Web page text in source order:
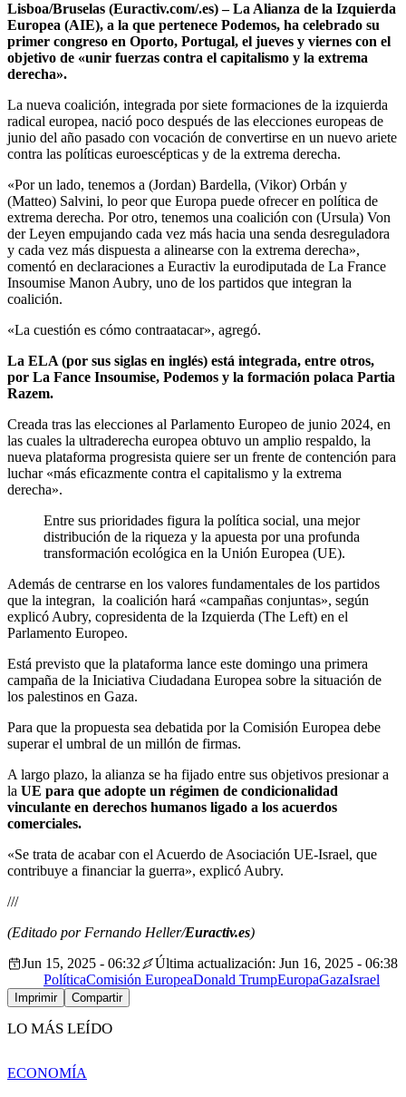
Lisboa/Bruselas (Euractiv.com/.es) – La Alianza de la Izquierda
Europea (AIE), a la que pertenece Podemos, ha celebrado su
primer congreso en Oporto, Portugal, el jueves y viernes con el
objetivo de «unir fuerzas contra el capitalismo y la extrema
derecha».
La nueva coalición, integrada por siete formaciones de la izquierda
radical europea, nació poco después de las elecciones europeas de
junio del año pasado con vocación de convertirse en un nuevo ariete
contra las políticas euroescépticas y de la extrema derecha.
«Por un lado, tenemos a (Jordan) Bardella, (Vikor) Orbán y
(Matteo) Salvini, lo peor que Europa puede ofrecer en política de
extrema derecha. Por otro, tenemos una coalición con (Ursula) Von
der Leyen empujando cada vez más hacia una senda desreguladora
y cada vez más dispuesta a alinearse con la extrema derecha»,
comentó en declaraciones a Euractiv la eurodiputada de La France
Insoumise Manon Aubry, uno de los partidos que integran la
coalición.
«La cuestión es cómo contraatacar», agregó.
La ELA (por sus siglas en inglés) está integrada, entre otros,
por La Fance Insoumise, Podemos y la formación polaca Partia
Razem.
Creada tras las elecciones al Parlamento Europeo de junio 2024, en
las cuales la ultraderecha europea obtuvo un amplio respaldo, la
nueva plataforma progresista quiere ser un frente de contención para
luchar «más eficazmente contra el capitalismo y la extrema
derecha».
Entre sus prioridades figura la política social, una mejor
distribución de la riqueza y la apuesta por una profunda
transformación ecológica en la Unión Europea (UE).
Además de centrarse en los valores fundamentales de los partidos
que la integran, la coalición hará «campañas conjuntas», según
explicó Aubry, copresidenta de la Izquierda (The Left) en el
Parlamento Europeo.
Está previsto que la plataforma lance este domingo una primera
campaña de la Iniciativa Ciudadana Europea sobre la situación de
los palestinos en Gaza.
Para que la propuesta sea debatida por la Comisión Europea debe
superar el umbral de un millón de firmas.
A largo plazo, la alianza se ha fijado entre sus objetivos presionar a
la UE para que adopte un régimen de condicionalidad
vinculante en derechos humanos ligado a los acuerdos
comerciales.
«Se trata de acabar con el Acuerdo de Asociación UE-Israel, que
contribuye a financiar la guerra», explicó Aubry.
///
(Editado por Fernando Heller/Euractiv.es)
Jun 15, 2025 - 06:32
Última actualización: Jun 16, 2025 - 06:38
PolíticaComisión EuropeaDonald TrumpEuropaGazaIsrael
Imprimir Compartir
LO MÁS LEÍDO
ECONOMÍA